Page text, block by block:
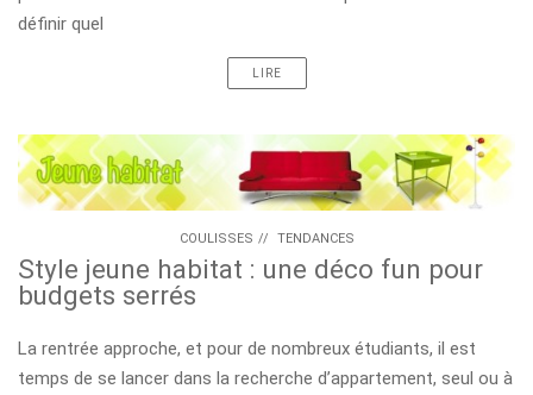
définir quel
LIRE
COULISSES // TENDANCES
Style jeune habitat : une déco fun pour
budgets serrés
La rentrée approche, et pour de nombreux étudiants, il est
temps de se lancer dans la recherche d’appartement, seul ou à